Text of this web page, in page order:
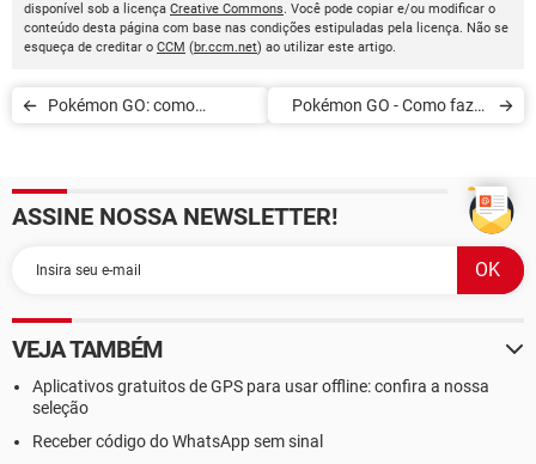
disponível sob a licença Creative Commons. Você pode copiar e/ou modificar o
conteúdo desta página com base nas condições estipuladas pela licença. Não se
esqueça de creditar o CCM (br.ccm.net) ao utilizar este artigo.
Pokémon GO: como
Pokémon GO - Como fazer
ASSINE NOSSA NEWSLETTER!
VEJA TAMBÉM
Aplicativos gratuitos de GPS para usar offline: confira a nossa
seleção
Receber código do WhatsApp sem sinal